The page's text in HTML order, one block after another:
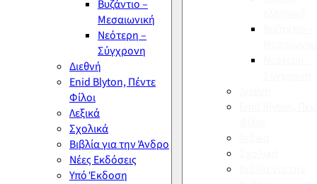
Βυζάντιο –
Μεσαιωνική
Νεότερη –
Σύγχρονη
Διεθνή
Enid Blyton, Πέντε
Φίλοι
Λεξικά
Σχολικά
Βιβλία για την Άνδρο
Νέες Εκδόσεις
Υπό Έκδοση